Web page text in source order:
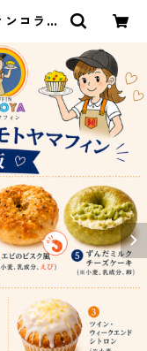
コラボ